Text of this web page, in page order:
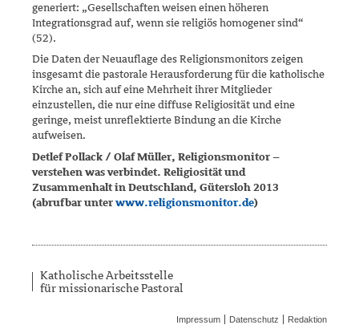
generiert: „Gesellschaften weisen einen höheren
Integrationsgrad auf, wenn sie religiös homogener sind“
(52).
Die Daten der Neuauflage des Religionsmonitors zeigen
insgesamt die pastorale Herausforderung für die katholische
Kirche an, sich auf eine Mehrheit ihrer Mitglieder
einzustellen, die nur eine diffuse Religiosität und eine
geringe, meist unreflektierte Bindung an die Kirche
aufweisen.
Detlef Pollack / Olaf Müller, Religionsmonitor –
verstehen was verbindet. Religiosität und
Zusammenhalt in Deutschland, Gütersloh 2013
(abrufbar unter www.religionsmonitor.de)
Katholische Arbeitsstelle
für missionarische Pastoral
Impressum Datenschutz Redaktion